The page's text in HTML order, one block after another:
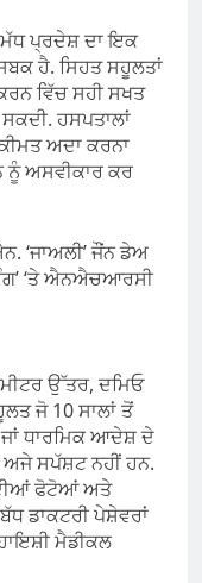
ਪ੍ਰਦੇਸ਼ ਦਾ ਇਕ
ਹੈ. ਸਿਹਤ ਸਹੂਲਤਾਂ
ਵਿੱਚ ਸਹੀ ਸਖਤ
ਹਸਪਤਾਲਾਂ
ਅਦਾ ਕਰਨਾ
ਨੂੰ ਅਸਵੀਕਾਰ ਕਰ
‘ਜਾਅਲੀ’ ਜੌਂਨ ਡੇਅ
‘ਤੇ ਐਨਐਚਆਰਸੀ
ਉੱਤਰ, ਦਮਿਓ
ਜੋ 10 ਸਾਲਾਂ ਤੋਂ
ਜਾਂ ਧਾਰਮਿਕ ਆਦੇਸ਼ ਦੇ
ਅਜੇ ਸਪੱਸ਼ਟ ਨਹੀਂ ਹਨ.
ਦੀਆਂ ਫੋਟੋਆਂ ਅਤੇ
ਡਾਕਟਰੀ ਪੇਸ਼ੇਵਰਾਂ
ਮੈਡੀਕਲ